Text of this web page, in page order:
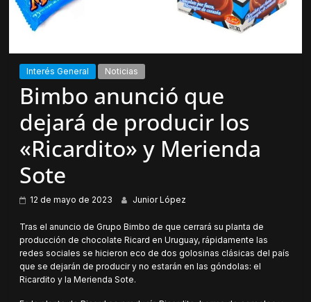
Interés General Noticias
Bimbo anunció que
dejará de producir los
«Ricardito» y Merienda
Sote
12 de mayo de 2023 Junior López
Tras el anuncio de Grupo Bimbo de que cerrará su planta de
producción de chocolate Ricard en Uruguay, rápidamente las
redes sociales se hicieron eco de dos golosinas clásicas del país
que se dejarán de producir y no estarán en las góndolas: el
Ricardito y la Merienda Sote.